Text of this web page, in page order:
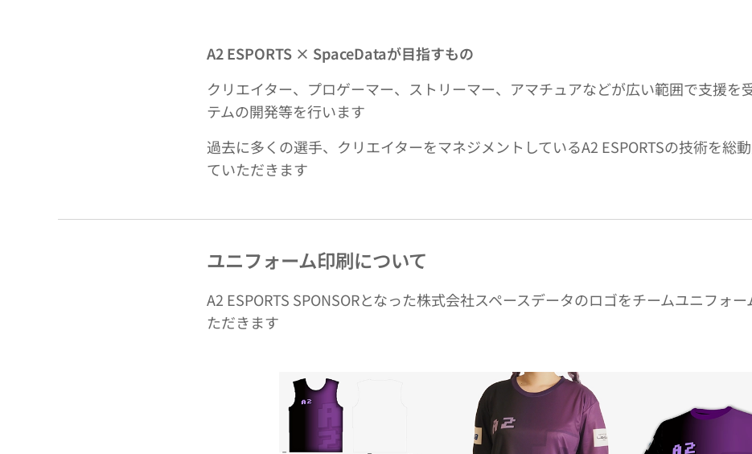
A2 ESPORTS × SpaceDataが目指すもの
クリエイター、プロゲーマー、ストリーマー、アマチュアなどが広い範囲で支援を
テムの開発等を行います
過去に多くの選手、クリエイターをマネジメントしているA2 ESPORTSの技術を総
ていただきます
ユニフォーム印刷について
A2 ESPORTS SPONSORとなった株式会社スペースデータのロゴをチームユニフォ
ただきます